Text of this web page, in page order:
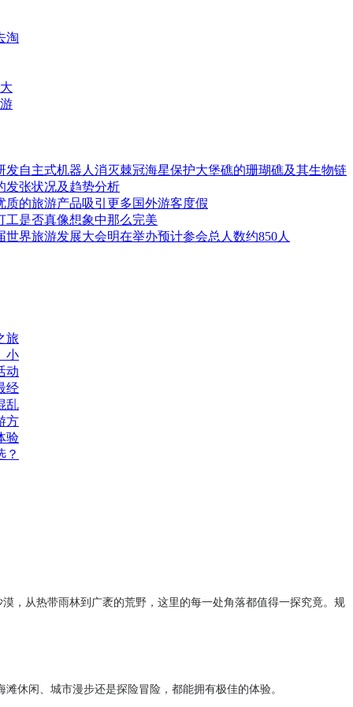
淘
发自主式机器人消灭棘冠海星保护大堡礁的珊瑚礁及其生物链
发张状况及趋势分析
质的旅游产品吸引更多国外游客度假
工是否真像想象中那么完美
界旅游发展大会明在举办预计参会总人数约850人
旅
小
动
经
乱
方
验
？
从热带雨林到广袤的荒野，这里的每一处角落都值得一探究竟。规
休闲、城市漫步还是探险冒险，都能拥有极佳的体验。